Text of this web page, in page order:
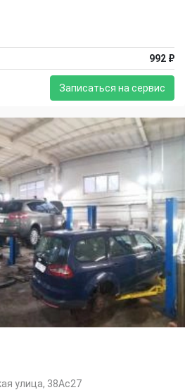
992 ₽
Записаться на сервис
улица, 38Ас27